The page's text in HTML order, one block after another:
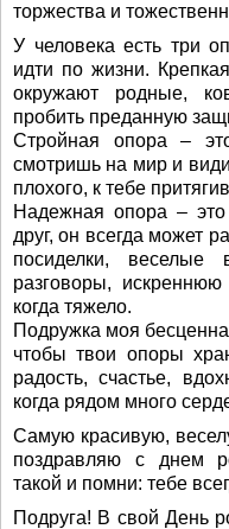
торжества и
У человека есть три
идти по жизни.
окружают родные,
пробить преданную
Стройная опора –
смотришь на мир и
плохого, к тебе
Надежная опора – это
друг, он всегда может
посиделки,
разговоры,
когда тяжело.
Подружка моя
чтобы твои опоры
радость, счастье,
когда рядом много
Самую красивую,
поздравляю с днем
такой и помни: тебе
Подруга! В свой День